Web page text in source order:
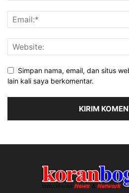
Simpan nama, email, dan situs
lain kali saya berkomentar.